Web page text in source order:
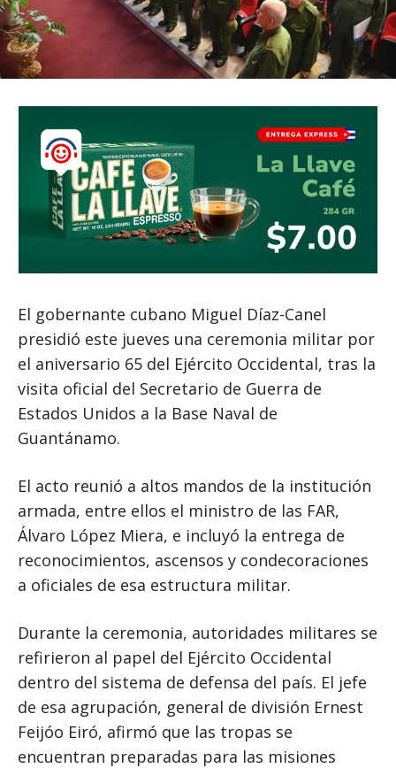
El gobernante cubano Miguel Díaz-Canel
presidió este jueves una ceremonia militar por
el aniversario 65 del Ejército Occidental, tras la
visita oficial del Secretario de Guerra de
Estados Unidos a la Base Naval de
Guantánamo.
El acto reunió a altos mandos de la institución
armada, entre ellos el ministro de las FAR,
Álvaro López Miera, e incluyó la entrega de
reconocimientos, ascensos y condecoraciones
a oficiales de esa estructura militar.
Durante la ceremonia, autoridades militares se
refirieron al papel del Ejército Occidental
dentro del sistema de defensa del país. El jefe
de esa agrupación, general de división Ernest
Feijóo Eiró, afirmó que las tropas se
encuentran preparadas para las misiones